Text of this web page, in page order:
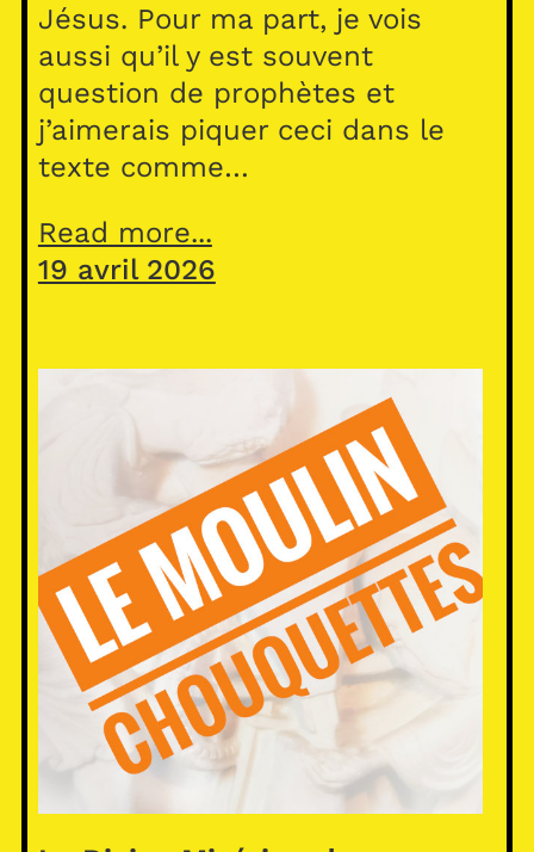
Jésus. Pour ma part, je vois
aussi qu’il y est souvent
question de prophètes et
j’aimerais piquer ceci dans le
texte comme…
Read more...
19 avril 2026